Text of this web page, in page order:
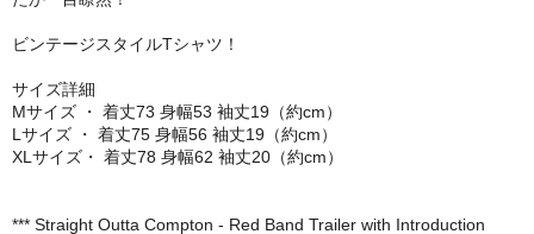
ビンテージスタイルTシャツ！
サイズ詳細
Mサイズ ・ 着丈73 身幅53 袖丈19（約cm）
Lサイズ ・ 着丈75 身幅56 袖丈19（約cm）
XLサイズ・ 着丈78 身幅62 袖丈20（約cm）
*** Straight Outta Compton - Red Band Trailer with Introduction